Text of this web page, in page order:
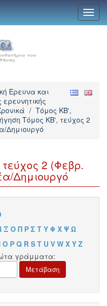
Έρευνα και
/ Τόμος ΚΒ',
Τόμος ΚΒ', τεύχος 2
Δημιουργό
2 (Φεβρ.
Δημιουργό
Ξ Ο Π Ρ Σ Τ Υ Φ Χ Ψ Ω
O P Q R S T U V W X Y Z
γράμματα: